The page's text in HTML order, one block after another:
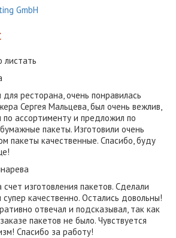
GmbH
листать
ресторана, очень понравилась
Сергея Мальцева, был очень вежлив,
по ассортименту и предложил по
пакеты. Изготовили очень
пакеты качественные. Спасибо, буду
изготовления пакетов. Сделали
качественно. Остались довольны!
отвечал и подсказывал, так как
пакетов не было. Чувствуется
Спасибо за работу!